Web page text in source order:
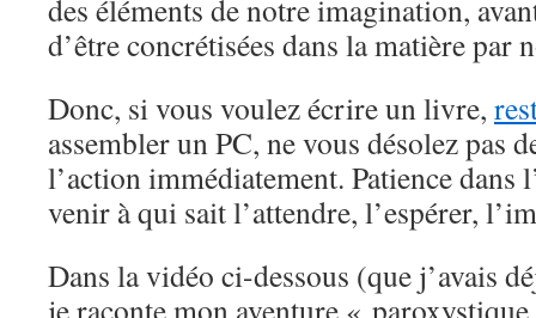
des éléments de notre imagination,
d’être concrétisées dans la matière
Donc, si vous voulez écrire un livre,
assembler un PC, ne vous désolez pas
l’action immédiatement. Patience dans
venir à qui sait l’attendre, l’espérer,
Dans la vidéo ci-dessous (que j’avais
je raconte mon aventure «